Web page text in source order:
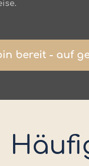
bereit - auf